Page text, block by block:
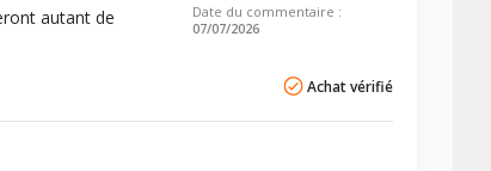
autant de
Date du commentaire :
07/07/2026
Achat vérifié